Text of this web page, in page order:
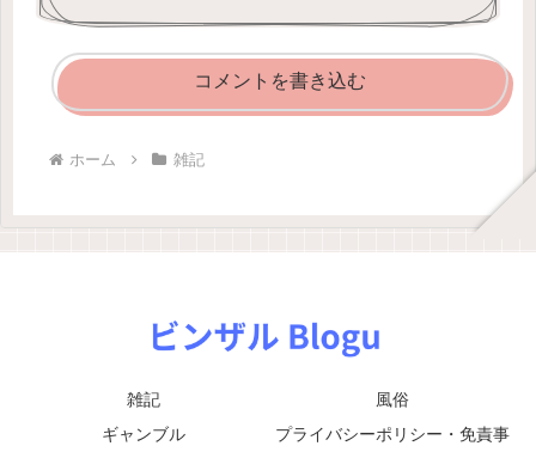
コメントを書き込む
ホーム 雑記
雑記
風俗
ギャンブル
プライバシーポリシー・免責事